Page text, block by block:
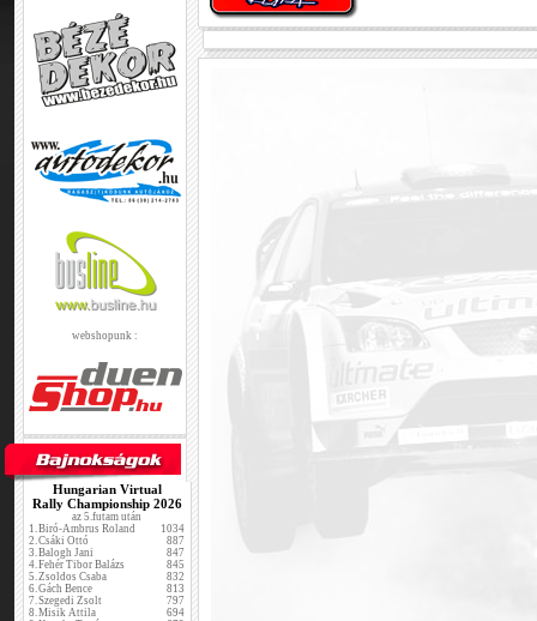
webshopunk :
Hungarian Virtual
Rally Championship 2026
az 5.futam után
1.Biró-Ambrus Roland
1034
2.Csáki Ottó
887
3.Balogh Jani
847
4.Fehér Tibor Balázs
845
5.Zsoldos Csaba
832
6.Gách Bence
813
7.Szegedi Zsolt
797
8.Misik Attila
694